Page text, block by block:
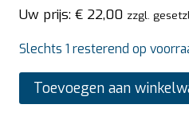
Uw prijs: € 22,00 zzgl.
Slechts 1 resterend op
SARO
Bakkerijboxen
Toevoegen aan